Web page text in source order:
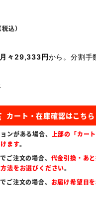
月々29,333円から。分割
ンがある場合、 上部の「カー
ます。
ご注文の場合、 代金引換・あ
法をお選びください。
ご注文の場合、 お届け希望日